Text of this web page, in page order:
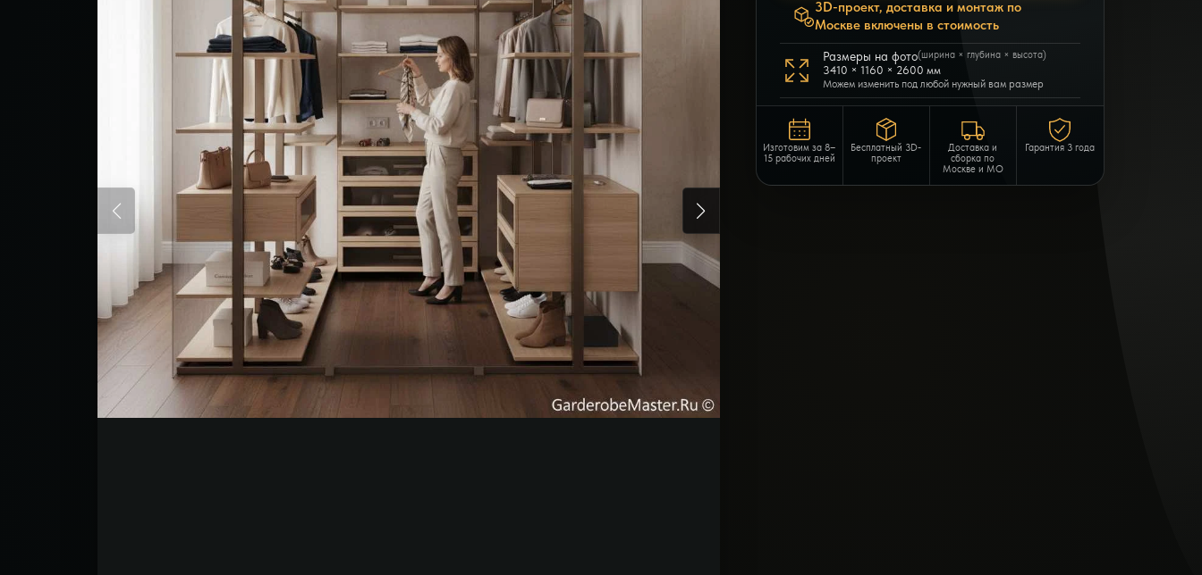
3D-проект, доставка и монтаж по
Москве включены в стоимость
Размеры на фото(ширина × глубина × высота)
3410 × 1160 × 2600 мм
Можем изменить под любой нужный вам размер
Изготовим за 8–
15 рабочих дней
Бесплатный 3D-
проект
Доставка и
сборка по
Москве и МО
Гарантия 3 года